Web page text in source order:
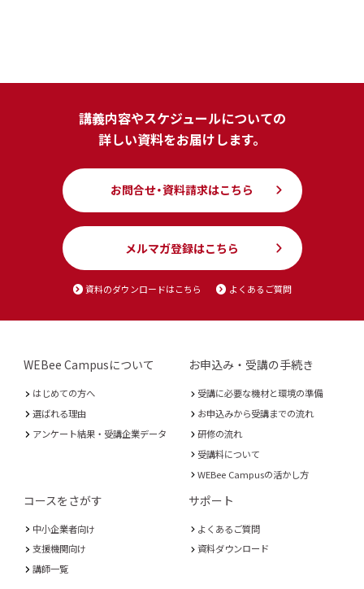
講義内容やスケジュールについての
詳しい資料をお届けします。
お問合せ・資料請求はこちら
メルマガ登録はこちら
資料のダウンロードはこちら よくあるご質問
WEBee Campusについて
はじめての方へ
選ばれる理由
アンケート結果・受講企業データ
お申込み・受講の手続き
受講に必要な機材と環境の準備
お申込みから受講までの流れ
研修の流れ
受講料について
WEBee Campusの活かし方
コースをさがす
中小企業者向け
支援機関向け
講師一覧
サポート
よくあるご質問
資料ダウンロード